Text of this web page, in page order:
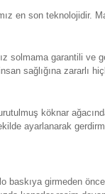
en son teknolojidir.
solmama garantili ve
sağlığına zararlı
köknar
ayarlanarak
baskıya girmeden